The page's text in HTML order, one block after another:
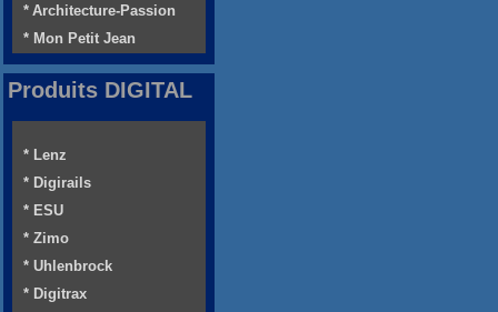
* Architecture-Passion
* Mon Petit Jean
Produits DIGITAL
* Lenz
* Digirails
* ESU
* Zimo
* Uhlenbrock
* Digitrax